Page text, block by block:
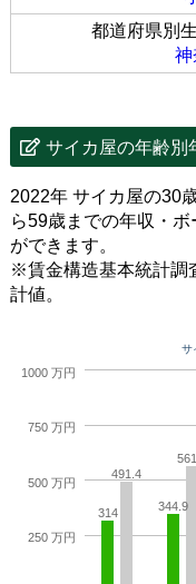
都道府県別
神
サイカ屋の年齢別
2022年 サイカ屋の30
ら59歳までの年収・
ができます。
※賃金構造基本統計調
計値。
サ
314 344.9
491.4
250 万円
500 万円
750 万円
1000 万円